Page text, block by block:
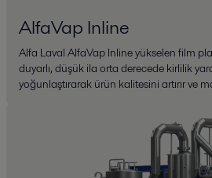
AlfaVap Inline
Alfa Laval AlfaVap Inline yükselen film
duyarlı, düşük ila orta derecede kirlilik
yoğunlaştırarak ürün kalitesini artırır ve